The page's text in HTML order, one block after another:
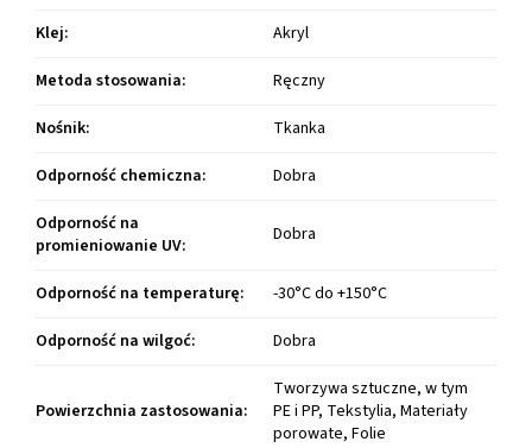
Klej:
Akryl
Metoda stosowania:
Ręczny
Nośnik:
Tkanka
Odporność chemiczna:
Dobra
Odporność na
promieniowanie UV: Dobra
Odporność na temperaturę:
-30°C do +150°C
Odporność na wilgoć: Dobra
Powierzchnia zastosowania:
Tworzywa sztuczne, w tym
PE i PP, Tekstylia, Materiały
porowate, Folie